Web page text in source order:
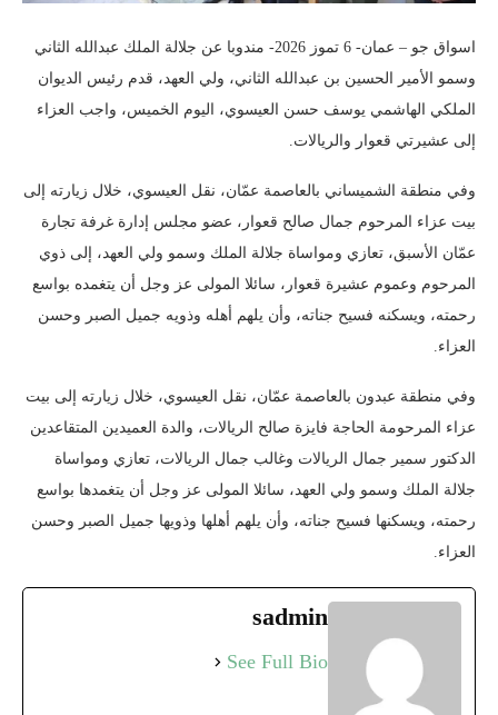
اسواق جو – عمان- 6 تموز 2026- مندوبا عن جلالة الملك عبدالله الثاني
وسمو الأمير الحسين بن عبدالله الثاني، ولي العهد، قدم رئيس الديوان
الملكي الهاشمي يوسف حسن العيسوي، اليوم الخميس، واجب العزاء
إلى عشيرتي قعوار والريالات.
وفي منطقة الشميساني بالعاصمة عمّان، نقل العيسوي، خلال زيارته إلى
بيت عزاء المرحوم جمال صالح قعوار، عضو مجلس إدارة غرفة تجارة
عمّان الأسبق، تعازي ومواساة جلالة الملك وسمو ولي العهد، إلى ذوي
المرحوم وعموم عشيرة قعوار، سائلا المولى عز وجل أن يتغمده بواسع
رحمته، ويسكنه فسيح جناته، وأن يلهم أهله وذويه جميل الصبر وحسن
العزاء.
وفي منطقة عبدون بالعاصمة عمّان، نقل العيسوي، خلال زيارته إلى بيت
عزاء المرحومة الحاجة فايزة صالح الريالات، والدة العميدين المتقاعدين
الدكتور سمير جمال الريالات وغالب جمال الريالات، تعازي ومواساة
جلالة الملك وسمو ولي العهد، سائلا المولى عز وجل أن يتغمدها بواسع
رحمته، ويسكنها فسيح جناته، وأن يلهم أهلها وذويها جميل الصبر وحسن
العزاء.
sadmin
See Full Bio